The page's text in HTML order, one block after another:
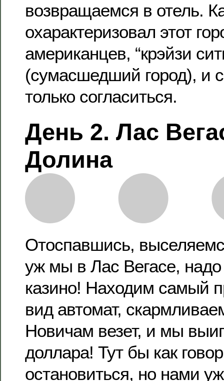
возвращаемся в отель.
охарактеризовал этот
американцев, “крэйзи
(сумасшедший город), и
только согласиться.
День 2. Лас
Долина
Отоспавшись,
уж мы в Лас Вегасе, надо
казино! Находим самый
вид автомат,
Новичам везет, и мы
доллара! Тут бы как
остановиться, но нами